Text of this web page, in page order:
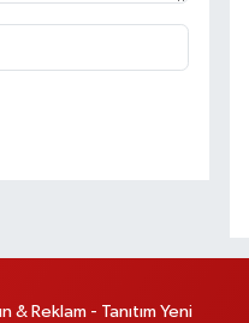
& Reklam - Tanıtım Yeni